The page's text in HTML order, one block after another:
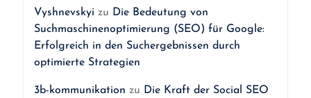
Vyshnevskyi zu Die Bedeutung von
Suchmaschinenoptimierung (SEO) für Google:
Erfolgreich in den Suchergebnissen durch
optimierte Strategien
3b-kommunikation zu Die Kraft der Social SEO